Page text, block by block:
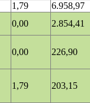
1,79
6.958,97
0,00
2.854,41
0,00 226,90
1,79 203,15